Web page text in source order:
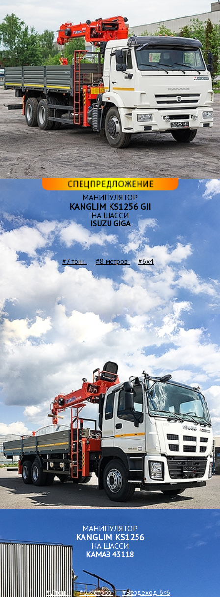
МАНИПУЛЯТОР
KANGLIM KS1256 GII
НА ШАССИ
ISUZU GIGA
#7 тонн #8 метров #6x4
МАНИПУЛЯТОР
KANGLIM KS1256
НА ШАССИ
КАМАЗ 43118
#7 тонн #6 метров #Вездеход 6×6